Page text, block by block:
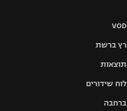
VOD
רץ ברשת
תוצאות
לוח שידורים
ברחבה